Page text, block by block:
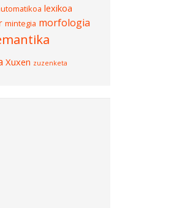
lexikoa
mintegia morfologia
Xuxen zuzenketa